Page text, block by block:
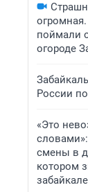
поймали
огороде
России
«Это
смены в
котором